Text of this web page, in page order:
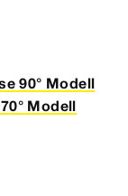
90° Modell
Modell